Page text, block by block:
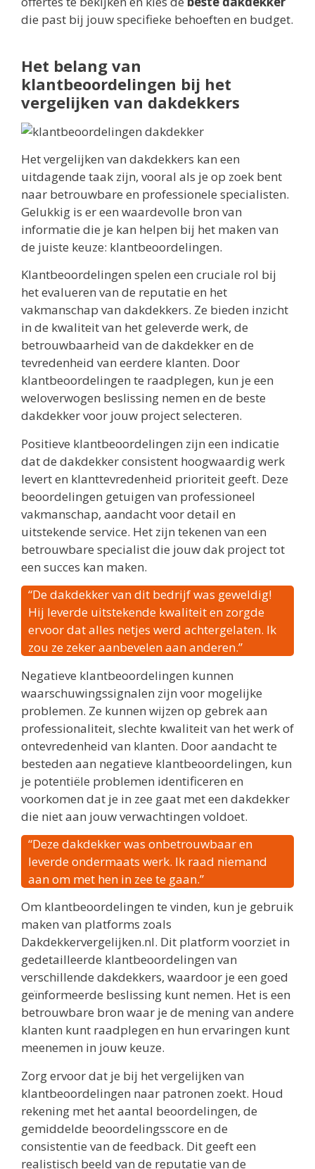
die past bij jouw specifieke behoeften en budget.
Het belang van
klantbeoordelingen bij het
vergelijken van dakdekkers
Het vergelijken van dakdekkers kan een
uitdagende taak zijn, vooral als je op zoek bent
naar betrouwbare en professionele specialisten.
Gelukkig is er een waardevolle bron van
informatie die je kan helpen bij het maken van
de juiste keuze: klantbeoordelingen.
Klantbeoordelingen spelen een cruciale rol bij
het evalueren van de reputatie en het
vakmanschap van dakdekkers. Ze bieden inzicht
in de kwaliteit van het geleverde werk, de
betrouwbaarheid van de dakdekker en de
tevredenheid van eerdere klanten. Door
klantbeoordelingen te raadplegen, kun je een
weloverwogen beslissing nemen en de beste
dakdekker voor jouw project selecteren.
Positieve klantbeoordelingen zijn een indicatie
dat de dakdekker consistent hoogwaardig werk
levert en klanttevredenheid prioriteit geeft. Deze
beoordelingen getuigen van professioneel
vakmanschap, aandacht voor detail en
uitstekende service. Het zijn tekenen van een
betrouwbare specialist die jouw dak project tot
een succes kan maken.
“De dakdekker van dit bedrijf was geweldig!
Hij leverde uitstekende kwaliteit en zorgde
ervoor dat alles netjes werd achtergelaten. Ik
zou ze zeker aanbevelen aan anderen.”
Negatieve klantbeoordelingen kunnen
waarschuwingssignalen zijn voor mogelijke
problemen. Ze kunnen wijzen op gebrek aan
professionaliteit, slechte kwaliteit van het werk of
ontevredenheid van klanten. Door aandacht te
besteden aan negatieve klantbeoordelingen, kun
je potentiële problemen identificeren en
voorkomen dat je in zee gaat met een dakdekker
die niet aan jouw verwachtingen voldoet.
“Deze dakdekker was onbetrouwbaar en
leverde ondermaats werk. Ik raad niemand
aan om met hen in zee te gaan.”
Om klantbeoordelingen te vinden, kun je gebruik
maken van platforms zoals
Dakdekkervergelijken.nl. Dit platform voorziet in
gedetailleerde klantbeoordelingen van
verschillende dakdekkers, waardoor je een goed
geïnformeerde beslissing kunt nemen. Het is een
betrouwbare bron waar je de mening van andere
klanten kunt raadplegen en hun ervaringen kunt
meenemen in jouw keuze.
Zorg ervoor dat je bij het vergelijken van
klantbeoordelingen naar patronen zoekt. Houd
rekening met het aantal beoordelingen, de
gemiddelde beoordelingsscore en de
consistentie van de feedback. Dit geeft een
realistisch beeld van de reputatie van de